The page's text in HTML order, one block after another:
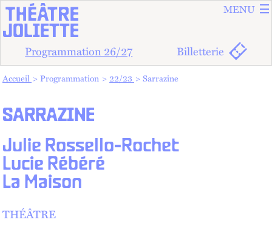
ALLER
ALLER
MENU
Programmation 26/27 Billetterie
Vous êtes dans :
Accueil Programmation 22/23 Sarrazine
SARRAZINE
Julie Rossello-Rochet
Lucie Rébéré
La Maison
THÉÂTRE